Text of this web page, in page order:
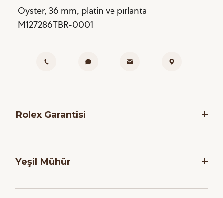
Oyster, 36 mm, platin ve pırlanta
M127286TBR-0001
Rolex Garantisi
garanti etmek adına, her saati montaj işlemi
Yetkili Satış Noktalarından satın alınan tüm yeni
Yeşil Mühür